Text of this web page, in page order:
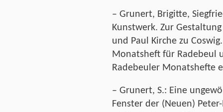
– Grunert, Brigitte,
Kunstwerk. Zur
und Paul Kirche zu
Monatsheft für Radebeul
Radebeuler Monatshefte
– Grunert, S.: Eine
Fenster der (Neuen)